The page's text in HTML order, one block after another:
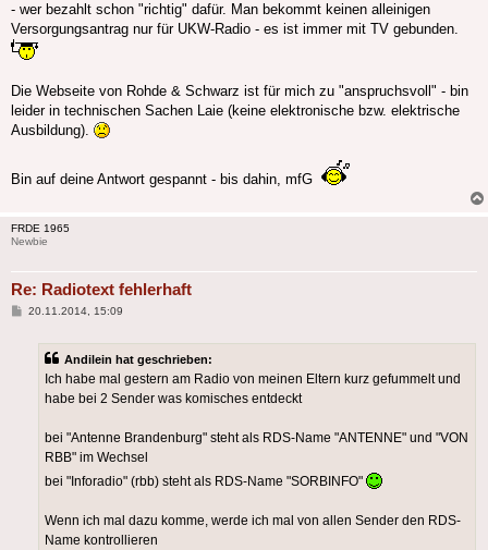
- wer bezahlt schon "richtig" dafür. Man bekommt keinen alleinigen
Versorgungsantrag nur für UKW-Radio - es ist immer mit TV gebunden.
Die Webseite von Rohde & Schwarz ist für mich zu "anspruchsvoll" - bin
leider in technischen Sachen Laie (keine elektronische bzw. elektrische
Ausbildung).
Bin auf deine Antwort gespannt - bis dahin, mfG
FRDE 1965
Newbie
Re: Radiotext fehlerhaft
Beitrag
20.11.2014, 15:09
Andilein hat geschrieben:
Ich habe mal gestern am Radio von meinen Eltern kurz gefummelt und
habe bei 2 Sender was komisches entdeckt
bei "Antenne Brandenburg" steht als RDS-Name "ANTENNE" und "VON
RBB" im Wechsel
bei "Inforadio" (rbb) steht als RDS-Name "SORBINFO"
Wenn ich mal dazu komme, werde ich mal von allen Sender den RDS-
Name kontrollieren